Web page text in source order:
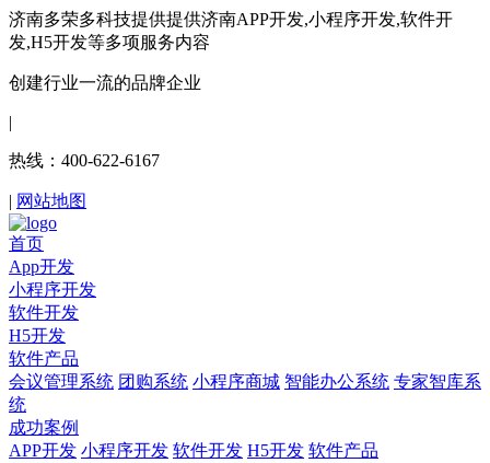
济南多荣多科技提供提供济南APP开发,小程序开发,软件开
发,H5开发等多项服务内容
创建行业一流的品牌企业
|
热线：400-622-6167
| 网站地图
首页
App开发
小程序开发
软件开发
H5开发
软件产品
会议管理系统 团购系统 小程序商城 智能办公系统 专家智库系
统
成功案例
APP开发 小程序开发 软件开发 H5开发 软件产品